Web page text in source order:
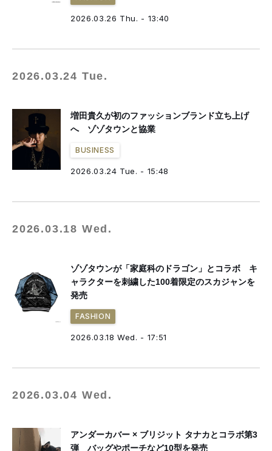
2026.03.26 Thu. - 13:40
2026.03.24 Tue.
増田貴久が初のファッションブランド立ち上げ
へ ゾゾタウンと協業
BUSINESS
2026.03.24 Tue. - 15:48
2026.03.18 Wed.
ゾゾタウンが「家庭科のドラゴン」とコラボ キ
ャラクターを刺繍した100着限定のスカジャンを
発売
FASHION
2026.03.18 Wed. - 17:51
2026.03.04 Wed.
アンダーカバー × ブリジット タナカとコラボ第3
弾 バッグやポーチなど10型を発売